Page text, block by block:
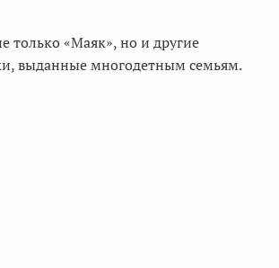
только «Маяк», но и другие
выданные многодетным семьям.